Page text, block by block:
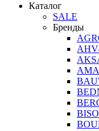
Каталог
SALE
Бренды
BISO